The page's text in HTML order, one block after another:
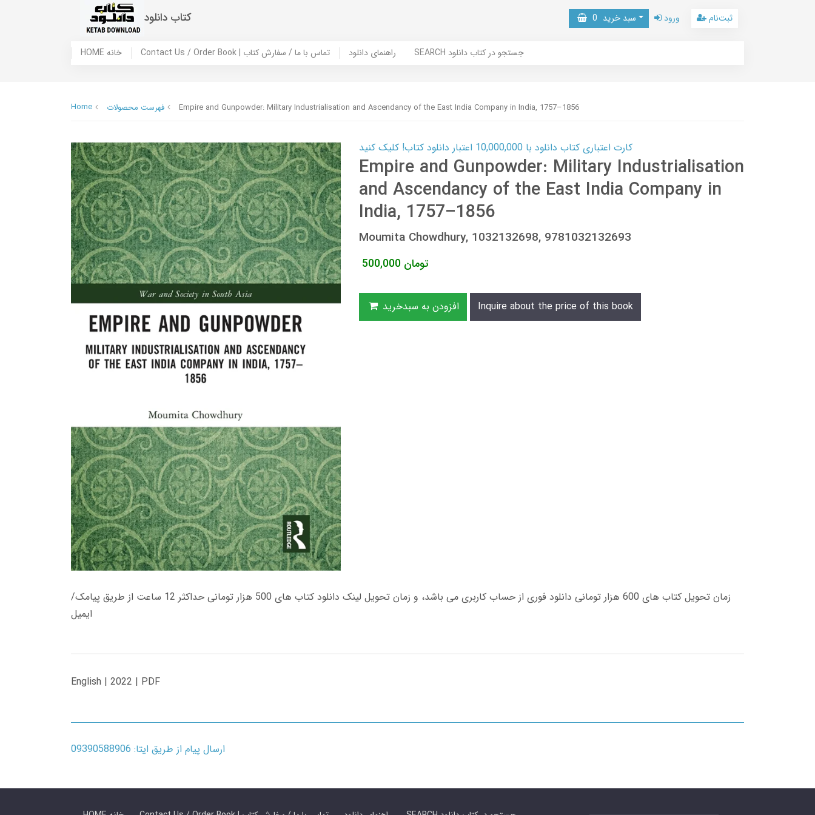
کتاب دانلود سبد خرید 0 ورود ثبت‌نام
HOME خانه Contact Us / Order Book | تماس با ما / سفارش کتاب راهنمای دانلود SEARCH جستجو در کتاب دانلود
Home فهرست محصولات Empire and Gunpowder: Military Industrialisation and Ascendancy of the East India Company in India, 1757–1856
کارت اعتباری کتاب دانلود با 10,000,000 اعتبار دانلود کتاب! کلیک کنید
Empire and Gunpowder: Military Industrialisation
and Ascendancy of the East India Company in
India, 1757–1856
Moumita Chowdhury, 1032132698, 9781032132693
500,000 تومان
افزودن به سبدخرید Inquire about the price of this book
زمان تحویل کتاب های 600 هزار تومانی دانلود فوری از حساب کاربری می باشد، و زمان تحویل لینک دانلود کتاب های 500 هزار تومانی حداکثر 12 ساعت از طریق پیامک/
ایمیل
English | 2022 | PDF
ارسال پیام از طریق ایتا: 09390588906